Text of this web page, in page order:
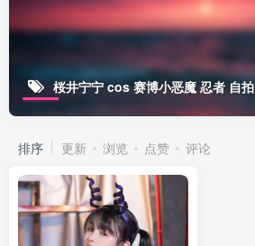
桜井宁宁 cos 赛博小恶魔 忍者 自拍
排序 更新 浏览 点赞 评论